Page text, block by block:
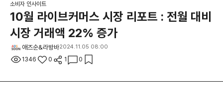
소비자 인사이트
10월 라이브커머스 시장 리포트 : 전월 대비
시장 거래액 22% 증가
애즈순&라방바2024.11.05 08:00
1346 0 1 0